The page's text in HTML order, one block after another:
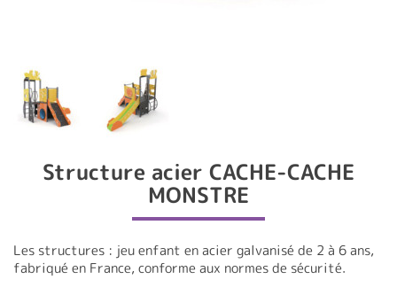
Structure acier CACHE-CACHE
MONSTRE
Les structures : jeu enfant en acier galvanisé de 2 à 6 ans,
fabriqué en France, conforme aux normes de sécurité.